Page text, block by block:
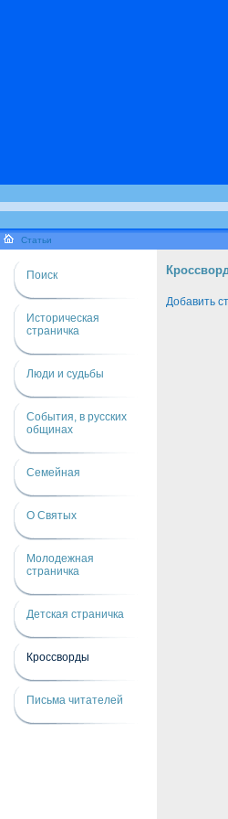
Статьи
Поиск
Историческая
страничка
Люди и судьбы
События, в русских
общинах
Семейная
О Святых
Молодежная
страничка
Детская страничка
Кроссворды
Письма читателей
Добавить